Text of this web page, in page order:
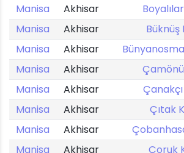
Manisa
Akhisar
Manisa
Akhisar
Büknüş
Manisa
Akhisar
Manisa
Akhisar
Manisa
Akhisar
Manisa
Akhisar
Çıtak
Manisa
Akhisar
Manisa
Akhisar Çoruk